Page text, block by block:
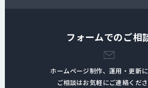
フォームでのご相
ホームページ制作、運用・更新
ご相談はお気軽にご連絡くださ